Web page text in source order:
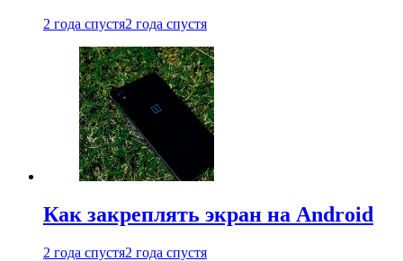
2 года спустя2 года спустя
Как закреплять экран на Android
2 года спустя2 года спустя